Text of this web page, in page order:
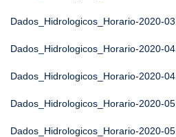
Dados_Hidrologicos_Horario-2020-03
Dados_Hidrologicos_Horario-2020-04
Dados_Hidrologicos_Horario-2020-04
Dados_Hidrologicos_Horario-2020-05
Dados_Hidrologicos_Horario-2020-05